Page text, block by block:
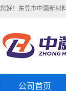
您好！东莞市中灏新材
公司首页